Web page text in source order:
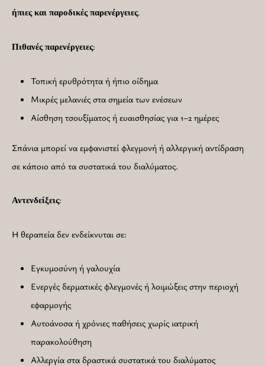
ήπιες και παροδικές παρενέργειες.
Πιθανές παρενέργειες:
Τοπική ερυθρότητα ή ήπιο οίδημα
Μικρές μελανιές στα σημεία των ενέσεων
Αίσθηση τσουξίματος ή ευαισθησίας για 1–2 ημέρες
Σπάνια μπορεί να εμφανιστεί φλεγμονή ή αλλεργική αντίδραση
σε κάποιο από τα συστατικά του διαλύματος.
Αντενδείξεις:
Η θεραπεία δεν ενδείκνυται σε:
Εγκυμοσύνη ή γαλουχία
Ενεργές δερματικές φλεγμονές ή λοιμώξεις στην περιοχή
εφαρμογής
Αυτοάνοσα ή χρόνιες παθήσεις χωρίς ιατρική
παρακολούθηση
Αλλεργία στα δραστικά συστατικά του διαλύματος